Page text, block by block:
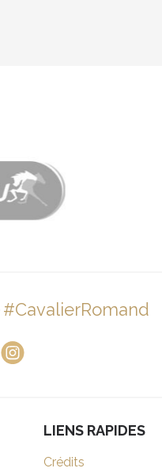
#CavalierRomand
LIENS RAPIDES
Crédits